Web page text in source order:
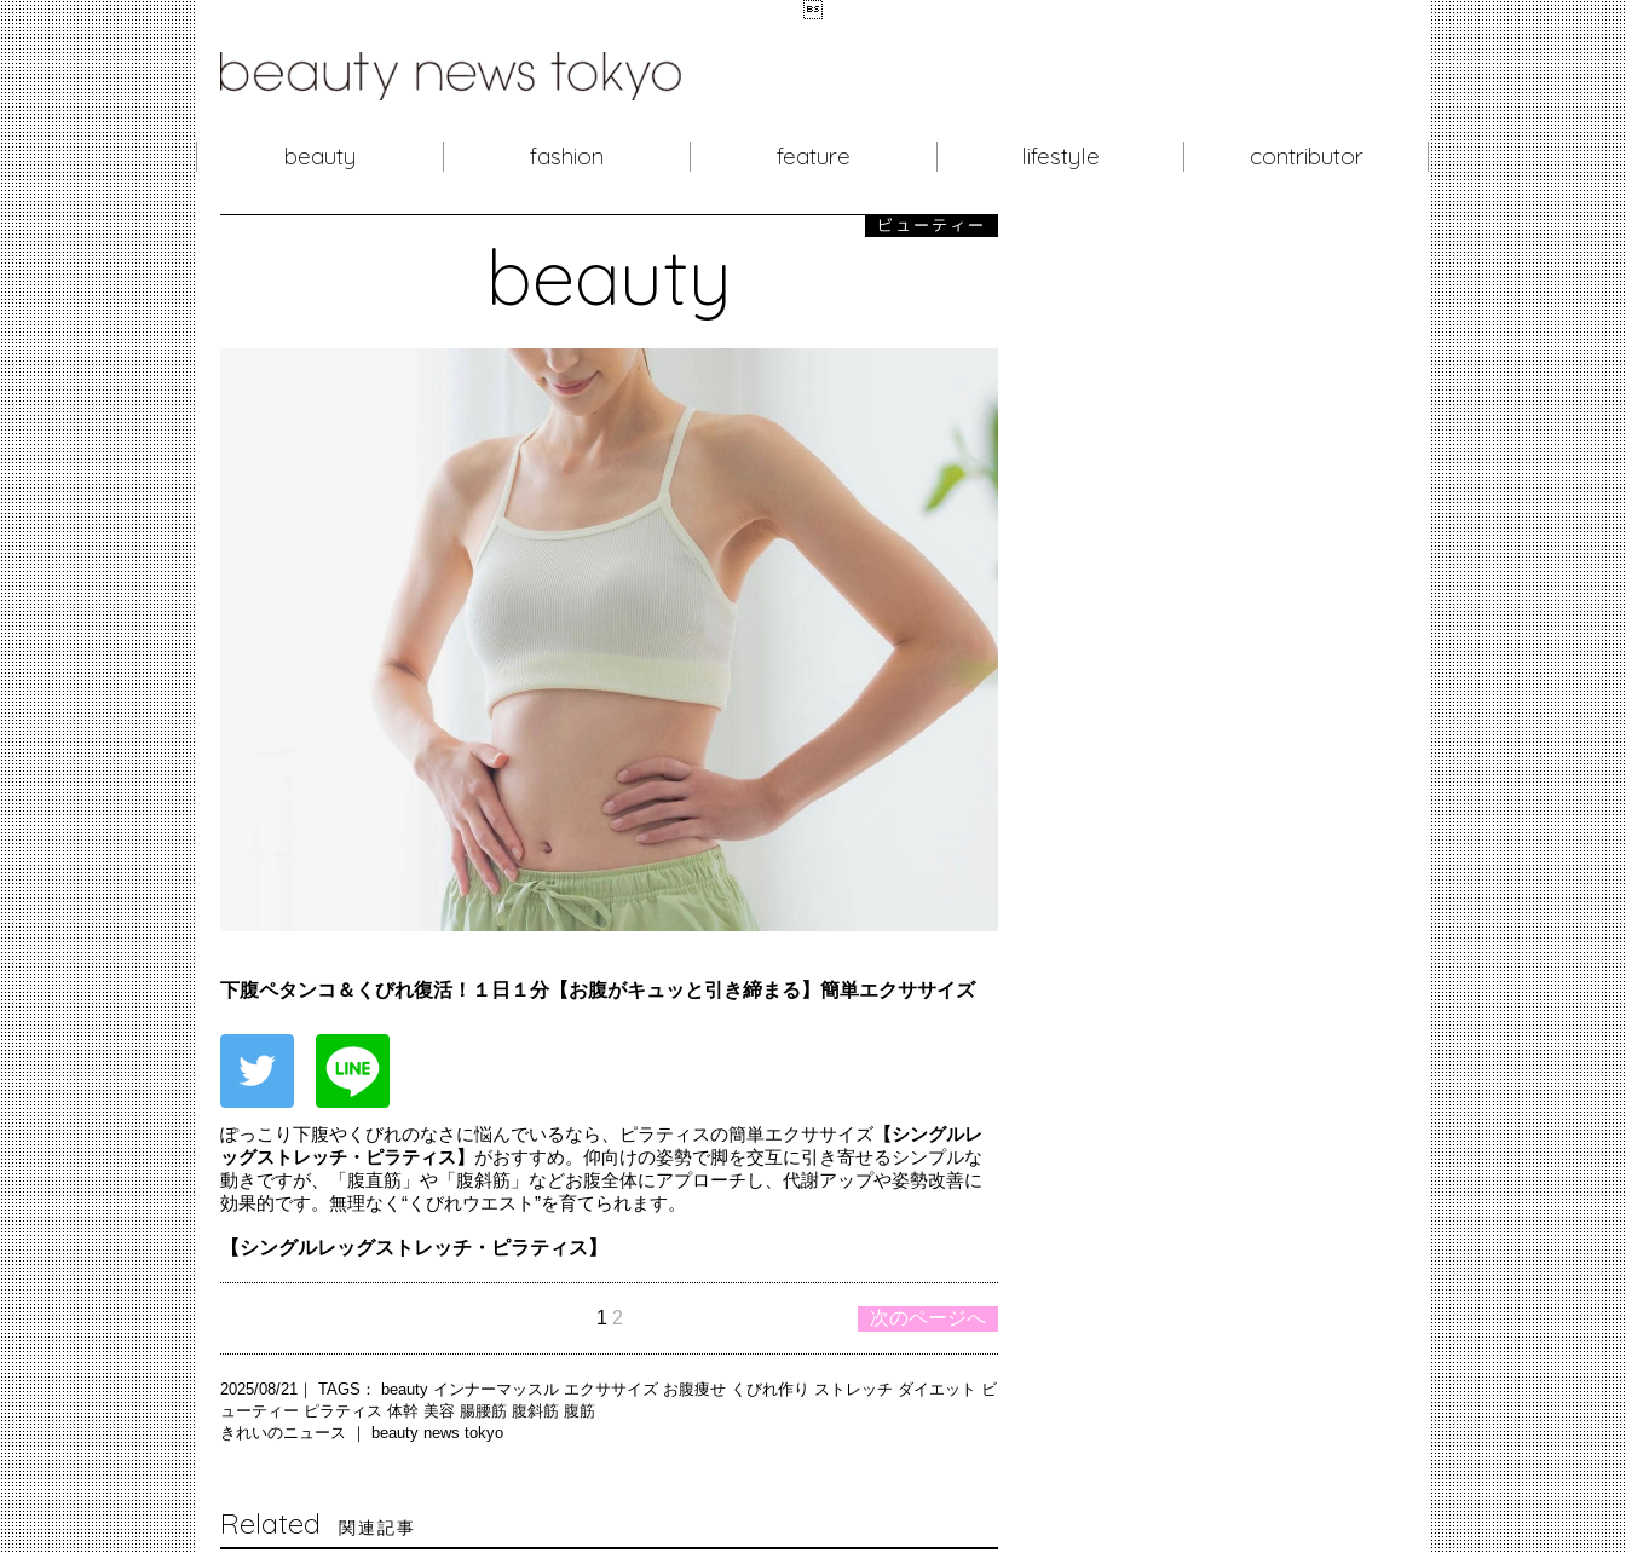

beauty fashion feature lifestyle contributor
beauty
ビューティー
下腹ペタンコ＆くびれ復活！１日１分【お腹がキュッと引き締まる】簡単エクササイズ
ぽっこり下腹やくびれのなさに悩んでいるなら、ピラティスの簡単エクササイズ 【シングルレ
ッグストレッチ・ピラティス】 がおすすめ。仰向けの姿勢で脚を交互に引き寄せるシンプルな
動きですが、「腹直筋」や「腹斜筋」などお腹全体にアプローチし、代謝アップや姿勢改善に
効果的です。無理なく“くびれウエスト”を育てられます。
【シングルレッグストレッチ・ピラティス】
次のページへ
1 2
2025/08/21｜ TAGS： beauty インナーマッスル エクササイズ お腹痩せ くびれ作り ストレッチ ダイエット ビ
ューティー ピラティス 体幹 美容 腸腰筋 腹斜筋 腹筋
きれいのニュース ｜
beauty news tokyo
Related 関連記事